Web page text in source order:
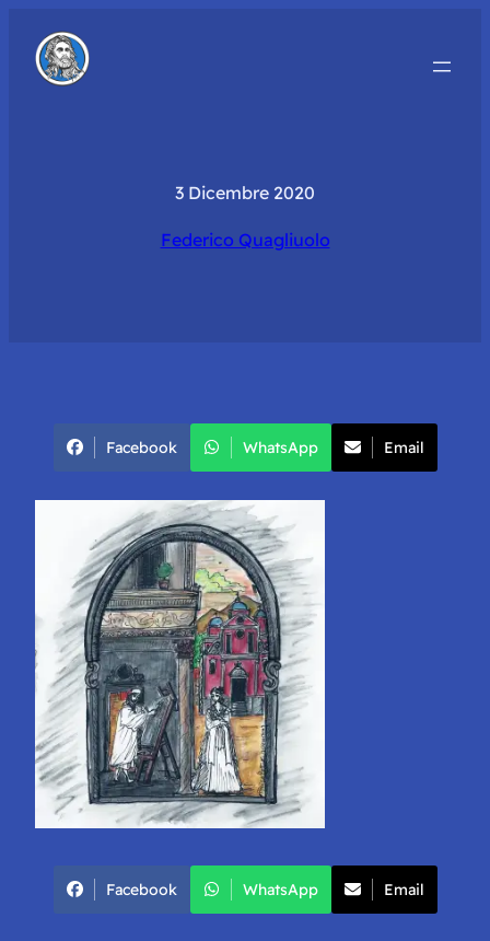
3 Dicembre 2020
Federico Quagliuolo
Facebook WhatsApp Email
Facebook WhatsApp Email